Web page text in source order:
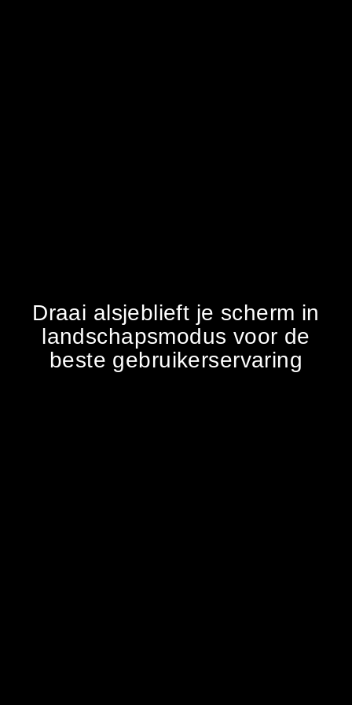
Draai alsjeblieft je scherm in
landschapsmodus voor de
beste gebruikerservaring